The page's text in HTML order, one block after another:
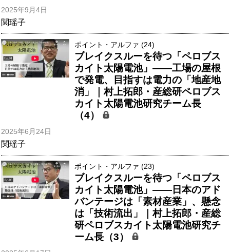
2025年9月4日
関瑶子
ポイント・アルファ (24)
ブレイクスルーを待つ「ペロブス
カイト太陽電池」――工場の屋根
で発電、目指すは電力の「地産地
消」｜村上拓郎・産総研ペロブス
カイト太陽電池研究チーム長
（4）
2025年6月24日
関瑶子
ポイント・アルファ (23)
ブレイクスルーを待つ「ペロブス
カイト太陽電池」――日本のアド
バンテージは「素材産業」、懸念
は「技術流出」｜村上拓郎・産総
研ペロブスカイト太陽電池研究チ
ーム長（3）